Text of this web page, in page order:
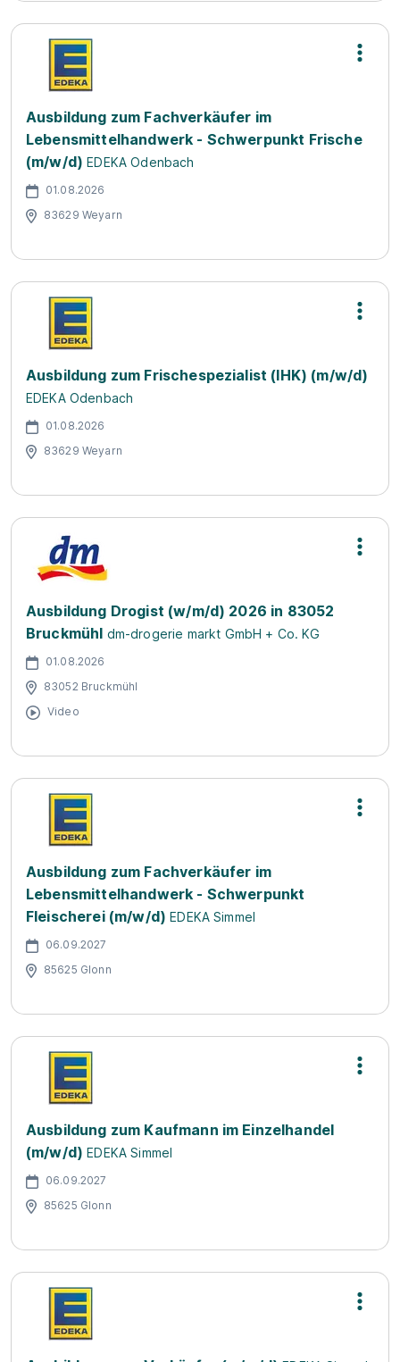
Ausbildung zum Fachverkäufer im
Lebensmittelhandwerk - Schwerpunkt Frische
(m/w/d) EDEKA Odenbach
01.08.2026
83629 Weyarn
Ausbildung zum Frischespezialist (IHK) (m/w/d)
EDEKA Odenbach
01.08.2026
83629 Weyarn
Ausbildung Drogist (w/m/d) 2026 in 83052
Bruckmühl dm-drogerie markt GmbH + Co. KG
01.08.2026
83052 Bruckmühl
Video
Ausbildung zum Fachverkäufer im
Lebensmittelhandwerk - Schwerpunkt
Fleischerei (m/w/d) EDEKA Simmel
06.09.2027
85625 Glonn
Ausbildung zum Kaufmann im Einzelhandel
(m/w/d) EDEKA Simmel
06.09.2027
85625 Glonn